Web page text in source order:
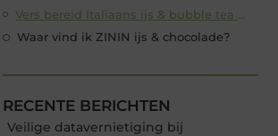
Vers bereid Italiaans ijs & bubble tea in Eindhoven
Waar vind ik ZININ ijs & chocolade?
RECENTE BERICHTEN
Veilige datavernietiging bij